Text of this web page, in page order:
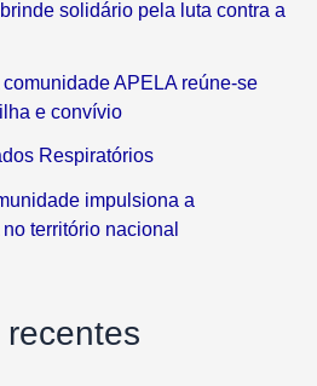
solidário pela luta contra a
APELA reúne-se
e convívio
Respiratórios
impulsiona a
território nacional